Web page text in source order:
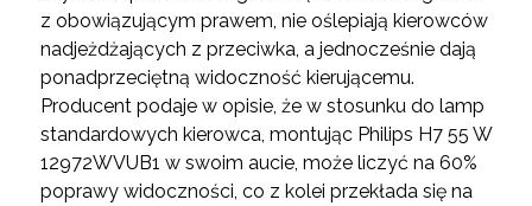
z obowiązującym prawem, nie oślepiają kierowców
nadjeżdżających z przeciwka, a jednocześnie dają
ponadprzeciętną widoczność kierującemu.
Producent podaje w opisie, że w stosunku do lamp
standardowych kierowca, montując Philips H7 55 W
12972WVUB1 w swoim aucie, może liczyć na 60%
poprawy widoczności, co z kolei przekłada się na